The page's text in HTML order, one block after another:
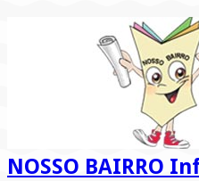
NOSSO BAIRRO